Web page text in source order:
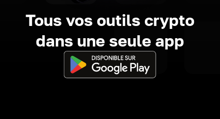
Tous vos outils crypto
dans une seule app